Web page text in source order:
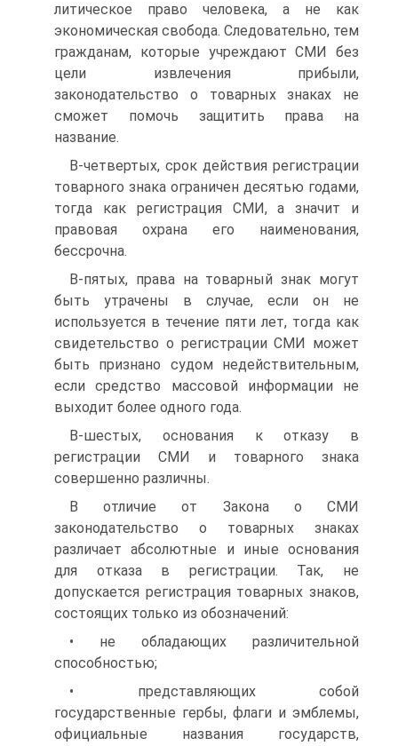
литическое право человека, а не как
экономическая свобода. Следовательно, тем
гражданам, которые учреждают СМИ без
цели извлечения прибыли,
законодательство о товарных знаках не
сможет помочь защитить права на
название.
В-четвертых, срок действия регистрации
товарного зна­ка ограничен десятью годами,
тогда как регистрация СМИ, а значит и
правовая охрана его наименования,
бессрочна.
В-пятых, права на товарный знак могут
быть утрачены в случае, если он не
используется в течение пяти лет, тогда как
свидетельство о регистрации СМИ может
быть призна­но судом недействительным,
если средство массовой ин­формации не
выходит более одного года.
В-шестых, основания к отказу в
регистрации СМИ и товарного знака
совершенно различны.
В отличие от Закона о СМИ
законодательство о товар­ных знаках
различает абсолютные и иные основания
для отказа в регистрации. Так, не
допускается регистрация товарных знаков,
состоящих только из обозначений:
• не обладающих различительной
способностью;
• представляющих собой
государственные гербы, флаги и эмблемы,
официальные названия государств,